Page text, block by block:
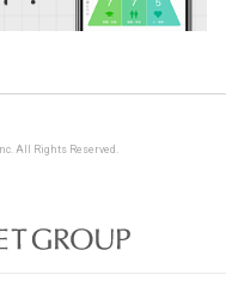
All Rights Reserved.